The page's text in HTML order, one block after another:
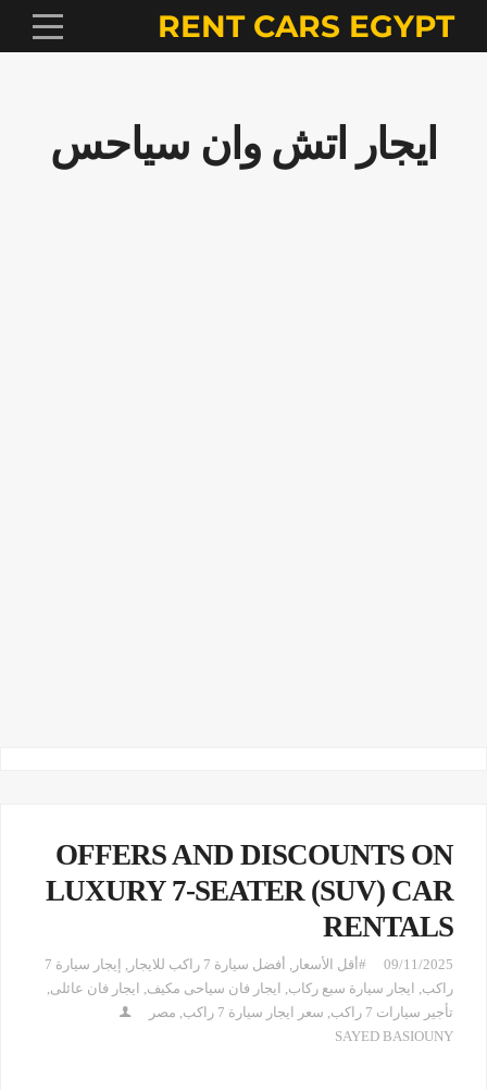
RENT CARS EGYPT
ايجار اتش وان سياحس
OFFERS AND DISCOUNTS ON
LUXURY 7-SEATER (SUV) CAR
RENTALS
09/11/2025 #أقل الأسعار , أفضل سيارة 7 راكب للايجار ,
إيجار سيارة 7
راكب, ايجار سيارة سبع ركاب, ايجار فان سياحى مكيف, ايجار فان عائلى,
تأجير سيارات 7 راكب
, سعر ايجار سيارة 7 راكب , مصر
SAYED BASIOUNY